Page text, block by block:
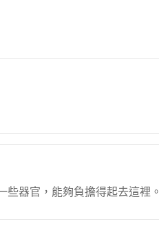
器官，能夠負擔得起去這裡。